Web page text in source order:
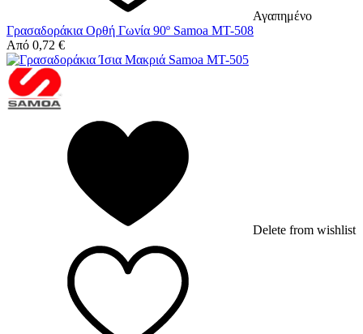
Αγαπημένο
Γρασαδοράκια Ορθή Γωνία 90º Samoa MT-508
Από 0,72 €
Delete from wishlist